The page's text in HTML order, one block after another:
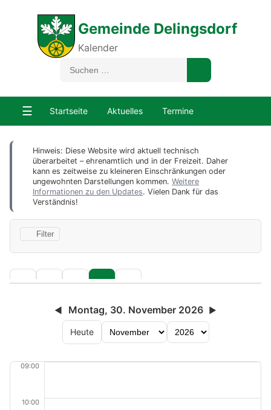
Gemeinde Delingsdorf
Kalender
☰ Startseite Aktuelles Termine
Hinweis: Diese Website wird aktuell technisch
überarbeitet – ehrenamtlich und in der Freizeit. Daher
kann es zeitweise zu kleineren Einschränkungen oder
ungewohnten Darstellungen kommen. Weitere
Informationen zu den Updates. Vielen Dank für das
Verständnis!
Filter
◀ Montag, 30. November 2026 ▶
Heute
09:00
10:00